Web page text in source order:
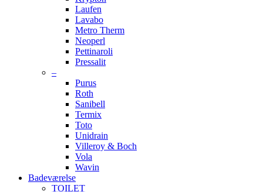
Laufen
Lavabo
Metro Therm
Neoperl
Pettinaroli
Pressalit
–
Purus
Roth
Sanibell
Termix
Toto
Unidrain
Villeroy & Boch
Vola
Wavin
Badeværelse
TOILET